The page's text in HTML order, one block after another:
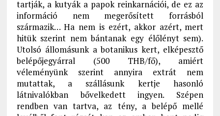
tartják, a kutyák a papok reinkarnációi, de ez az
információ nem megerősített forrásból
származik… Ha nem is ezért, akkor azért, mert
hitük szerint nem bántanak egy élőlényt sem).
Utolsó állomásunk a botanikus kert, elképesztő
belépőjegyárral (500 THB/fő), amiért
véleményünk szerint annyira extrát nem
mutattak, a szállásunk kertje hasonló
látnivalókban bővelkedett ingyen. Szépen
rendben van tartva, az tény, a belépő mellé